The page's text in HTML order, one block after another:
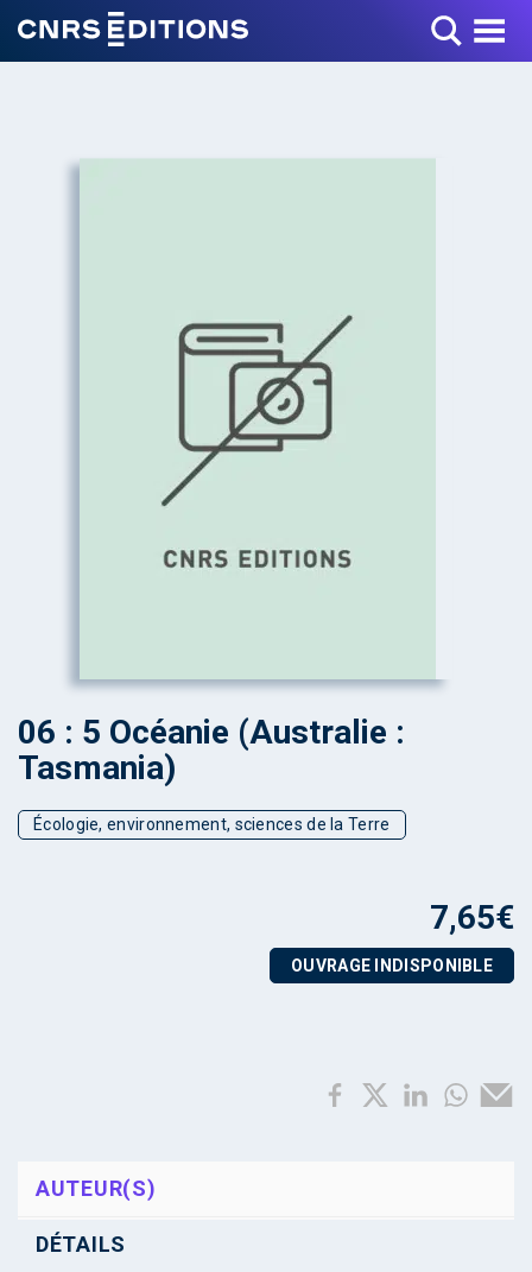
Toggle Menu
06 : 5 Océanie (Australie :
Tasmania)
Écologie, environnement, sciences de la Terre
7,65€
OUVRAGE INDISPONIBLE
AUTEUR(S)
DÉTAILS